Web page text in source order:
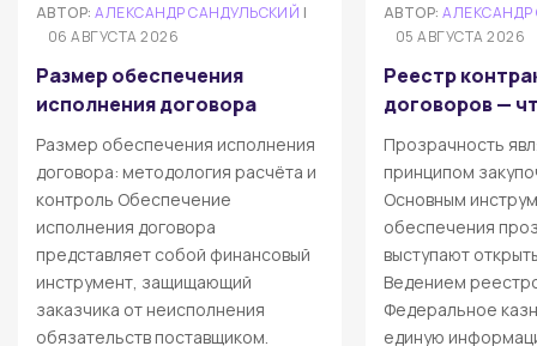
АВТОР:АЛЕКСАНДР САНДУЛЬСКИЙ |
06 АВГУСТА 2026
Размер обеспечения
исполнения договора
Размер обеспечения исполнения
договора: методология расчёта и
контроль Обеспечение
исполнения договора
представляет собой финансовый
инструмент, защищающий
заказчика от неисполнения
обязательств поставщиком.
АВТОР:
05 АВГУСТА 2026
Реестр
договоров —
Прозрачность
принципом
Основным
обеспечения
выступают
Ведением
Федеральное
единую